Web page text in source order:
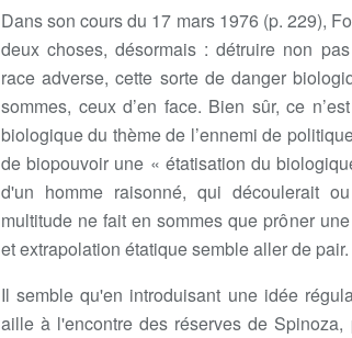
Dans son cours du 17 mars 1976 (p. 229),
deux choses, désormais : détruire non
race adverse, cette sorte de danger
sommes, ceux d’en face. Bien sûr, ce
biologique du thème de l’ennemi de
de biopouvoir une « étatisation du
d'un homme raisonné, qui découlerait
multitude ne fait en sommes que prôner
et extrapolation étatique semble aller de pair.
Il semble qu'en introduisant une idée
aille à l'encontre des réserves de